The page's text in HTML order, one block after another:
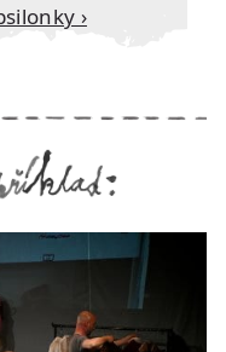
›